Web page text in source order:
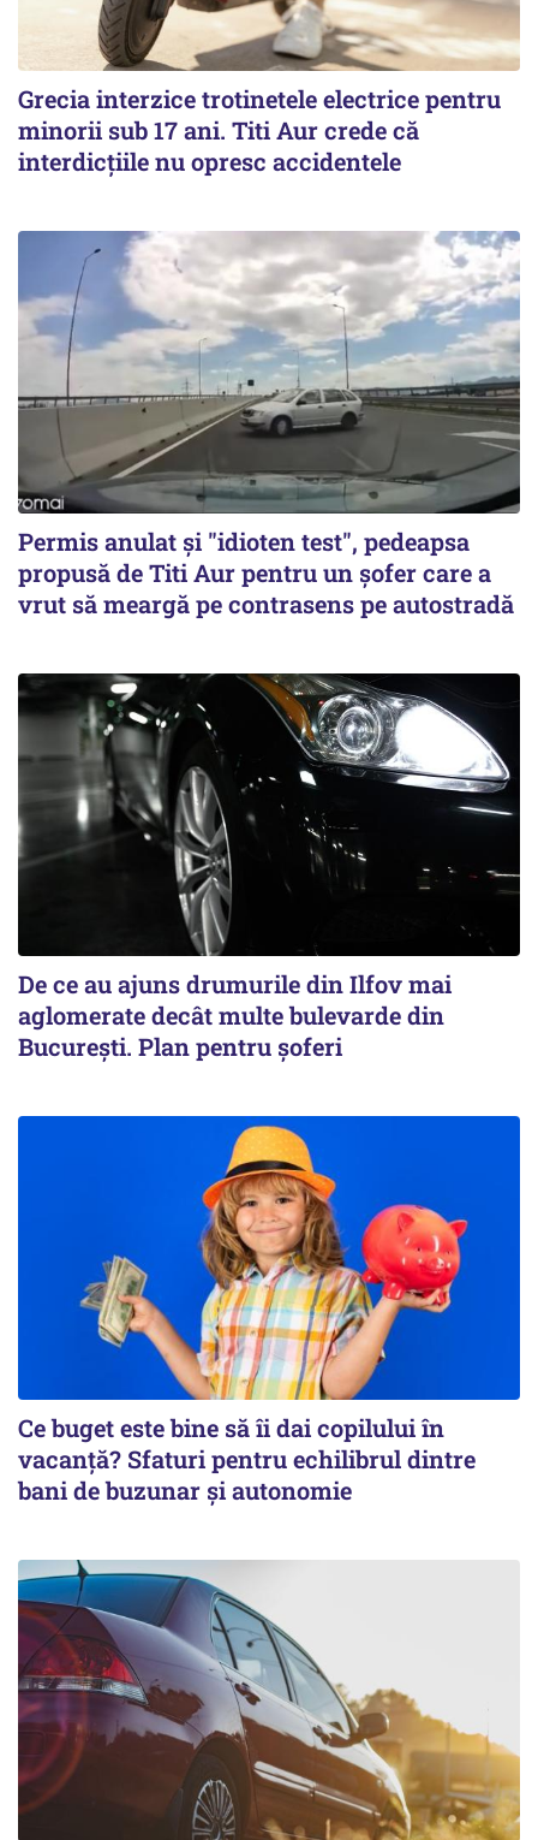
Grecia interzice trotinetele electrice pentru
minorii sub 17 ani. Titi Aur crede că
interdicţiile nu opresc accidentele
Permis anulat şi "idioten test", pedeapsa
propusă de Titi Aur pentru un şofer care a
vrut să meargă pe contrasens pe autostradă
De ce au ajuns drumurile din Ilfov mai
aglomerate decât multe bulevarde din
București. Plan pentru șoferi
Ce buget este bine să îi dai copilului în
vacanță? Sfaturi pentru echilibrul dintre
bani de buzunar și autonomie